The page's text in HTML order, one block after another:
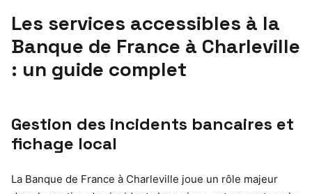
Les services accessibles à la
Banque de France à Charleville
: un guide complet
Gestion des incidents bancaires et
fichage local
La Banque de France à Charleville joue un rôle majeur